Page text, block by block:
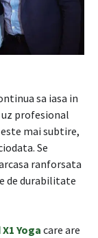
sa iasa in
profesional
mai subtire,
Se
ranforsata
de durabilitate
Yoga care are